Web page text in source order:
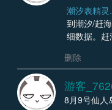
潮汐表精灵
到潮汐/赶
细数据。赶
删除
游客
8月9号仙人